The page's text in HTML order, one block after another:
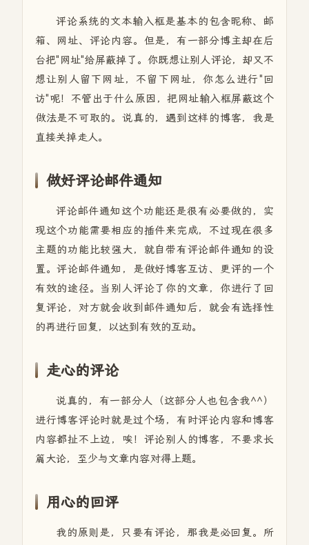
评论系统的文本输入框是基本的包含昵称、邮
箱、网址、评论内容。但是，有一部分博主却在后
台把"网址"给屏蔽掉了。你既想让别人评论，却又不
想让别人留下网址，不留下网址，你怎么进行"回
访"呢！不管出于什么原因，把网址输入框屏蔽这个
做法是不可取的。说真的，遇到这样的博客，我是
直接关掉走人。
做好评论邮件通知
评论邮件通知这个功能还是很有必要做的，实
现这个功能需要相应的插件来完成，不过现在很多
主题的功能比较强大，就自带有评论邮件通知的设
置。评论邮件通知，是做好博客互访、更评的一个
有效的途径。当别人评论了你的文章，你进行了回
复评论，对方就会收到邮件通知后，就会有选择性
的再进行回复，以达到有效的互动。
走心的评论
说真的，有一部分人（这部分人也包含我^^）
进行博客评论时就是过个场，有时评论内容和博客
内容都扯不上边，唉！评论别人的博客，不要求长
篇大论，至少与文章内容对得上题。
用心的回评
我的原则是，只要有评论，那我是必回复。所